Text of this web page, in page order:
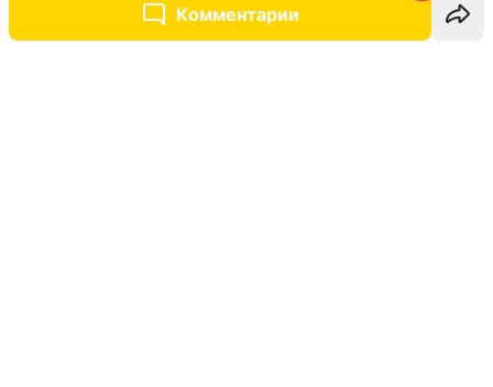
Комментарии